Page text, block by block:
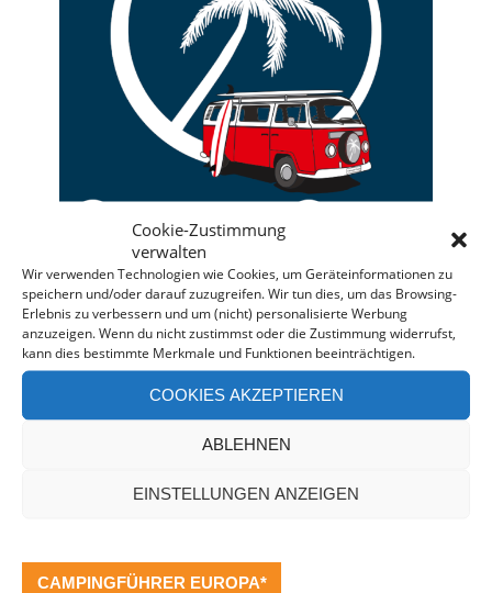
Cookie-Zustimmung
verwalten
Wir verwenden Technologien wie Cookies, um Geräteinformationen zu
speichern und/oder darauf zuzugreifen. Wir tun dies, um das Browsing-
Erlebnis zu verbessern und um (nicht) personalisierte Werbung
anzuzeigen. Wenn du nicht zustimmst oder die Zustimmung widerrufst,
kann dies bestimmte Merkmale und Funktionen beeinträchtigen.
COOKIES AKZEPTIEREN
ABLEHNEN
EINSTELLUNGEN ANZEIGEN
Deine individuelle Beratung bei der Campermiete
in Deutschland und Europa.
Bei einer Anfrage über diesen Banner erhältst Du
automatisch einenRabatt!*
Buchung kommt, erhalten wir eine kleine Provision.
CAMPINGFÜHRER EUROPA*